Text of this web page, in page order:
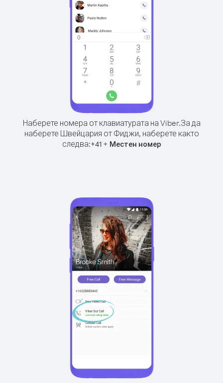
Наберете номера от клавиатурата на Viber.За да
наберете Швейцария от Фиджи, наберете както
следва:+41+ Местен номер